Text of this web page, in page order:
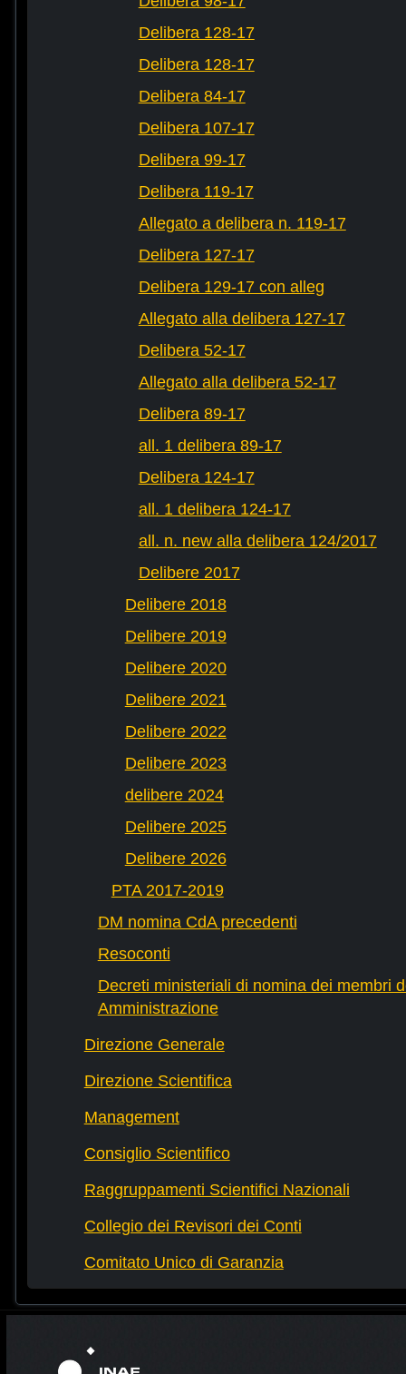
Delibera 128-17
Delibera 128-17
Delibera 84-17
Delibera 107-17
Delibera 99-17
Delibera 119-17
Allegato a delibera n. 119-17
Delibera 127-17
Delibera 129-17 con alleg
Allegato alla delibera 127-17
Delibera 52-17
Allegato alla delibera 52-17
Delibera 89-17
all. 1 delibera 89-17
Delibera 124-17
all. 1 delibera 124-17
all. n. new alla delibera 124/2017
Delibere 2017
Delibere 2018
Delibere 2019
Delibere 2020
Delibere 2021
Delibere 2022
Delibere 2023
delibere 2024
Delibere 2025
Delibere 2026
PTA 2017-2019
DM nomina CdA precedenti
Resoconti
Decreti ministeriali di nomina dei membri
Amministrazione
Direzione Generale
Direzione Scientifica
Management
Consiglio Scientifico
Raggruppamenti Scientifici Nazionali
Collegio dei Revisori dei Conti
Comitato Unico di Garanzia